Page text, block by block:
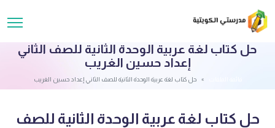
حل كتاب لغة عربية الوحدة الثانية للصف الثاني
إعداد حسين الغريب
حل كتاب لغة عربية الوحدة الثانية للصف الثاني إعداد حسين الغريب
حل كتاب لغة عربية الوحدة الثانية للصف